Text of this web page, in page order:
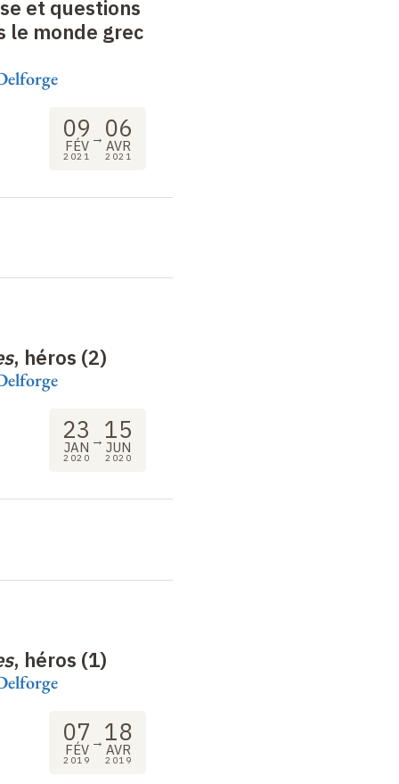
et questions
le monde grec
09
FÉV
2021
→ 06
AVR
2021
, héros (2)
23
JAN
2020
→ 15
JUN
2020
, héros (1)
07
FÉV
2019
→ 18
AVR
2019